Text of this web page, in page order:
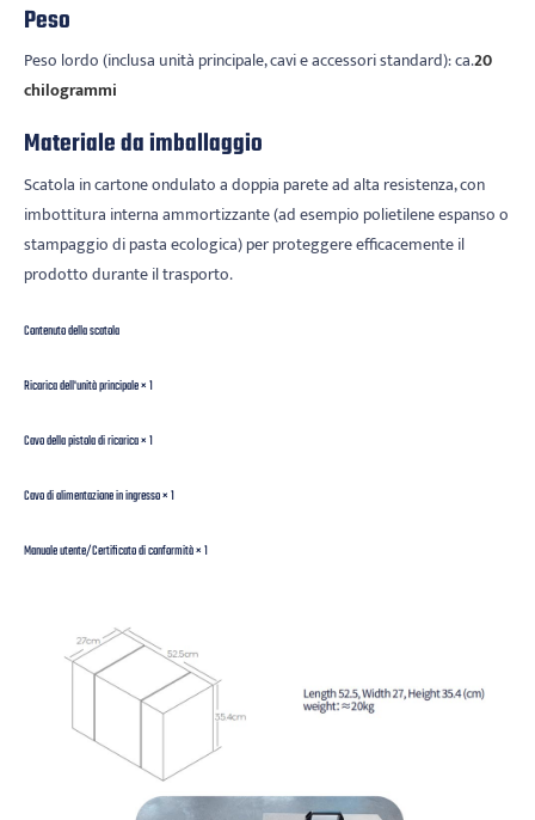
Peso
Peso lordo (inclusa unità principale, cavi e accessori standard): ca.20
chilogrammi
Materiale da imballaggio
Scatola in cartone ondulato a doppia parete ad alta resistenza, con
imbottitura interna ammortizzante (ad esempio polietilene espanso o
stampaggio di pasta ecologica) per proteggere efficacemente il
prodotto durante il trasporto.
Contenuto della scatola
Ricarica dell'unità principale × 1
Cavo della pistola di ricarica × 1
Cavo di alimentazione in ingresso × 1
Manuale utente/Certificato di conformità × 1